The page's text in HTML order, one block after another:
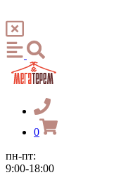
0
пн-пт:
9:00-18:00